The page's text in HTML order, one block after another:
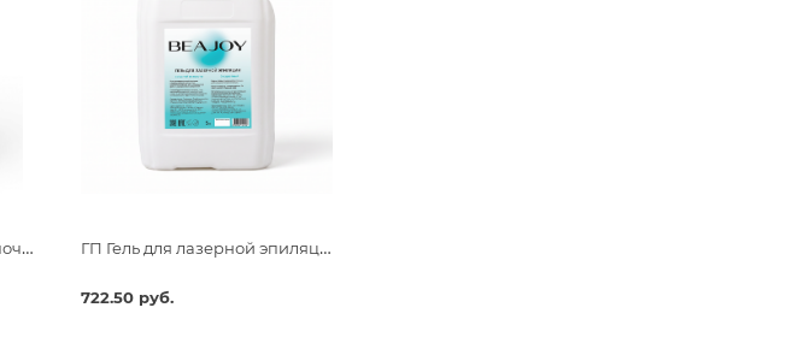
Воск для депиляции пленочный Beajoy Белый Жемчуг 750гр ГП Гель для лазерной эпиляции Beajoy средней вязкости 5 кг
722.50 руб.